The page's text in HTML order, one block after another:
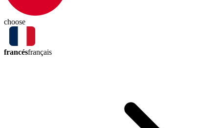
choose
francésfrançais